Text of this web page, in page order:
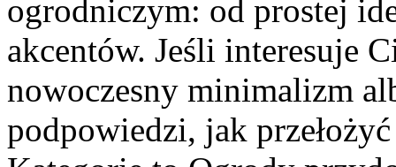
ogrodniczym: od prostej
akcentów. Jeśli interesuje
nowoczesny minimalizm
podpowiedzi, jak